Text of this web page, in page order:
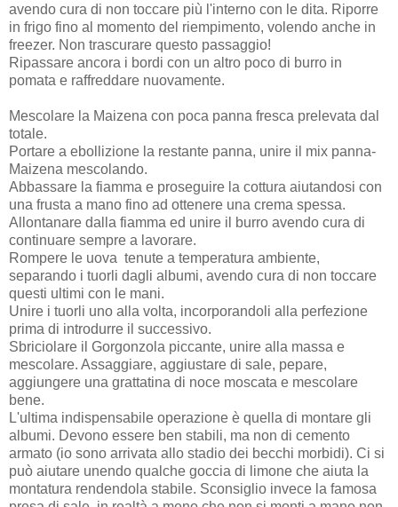
avendo cura di non toccare più l'interno con le dita. Riporre
in frigo fino al momento del riempimento, volendo anche in
freezer. Non trascurare questo passaggio!
Ripassare ancora i bordi con un altro poco di burro in
pomata e raffreddare nuovamente.
Mescolare la Maizena con poca panna fresca prelevata dal
totale.
Portare a ebollizione la restante panna, unire il mix panna-
Maizena mescolando.
Abbassare la fiamma e proseguire la cottura aiutandosi con
una frusta a mano fino ad ottenere una crema spessa.
Allontanare dalla fiamma ed unire il burro avendo cura di
continuare sempre a lavorare.
Rompere le uova tenute a temperatura ambiente,
separando i tuorli dagli albumi, avendo cura di non toccare
questi ultimi con le mani.
Unire i tuorli uno alla volta, incorporandoli alla perfezione
prima di introdurre il successivo.
Sbriciolare il Gorgonzola piccante, unire alla massa e
mescolare. Assaggiare, aggiustare di sale, pepare,
aggiungere una grattatina di noce moscata e mescolare
bene.
L'ultima indispensabile operazione è quella di montare gli
albumi. Devono essere ben stabili, ma non di cemento
armato (io sono arrivata allo stadio dei becchi morbidi). Ci si
può aiutare unendo qualche goccia di limone che aiuta la
montatura rendendola stabile. Sconsiglio invece la famosa